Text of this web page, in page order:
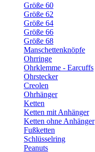
Größe 60
Größe 62
Größe 64
Größe 66
Größe 68
Manschettenknöpfe
Ohrringe
Ohrklemme - Earcuffs
Ohrstecker
Creolen
Ohrhänger
Ketten
Ketten mit Anhänger
Ketten ohne Anhänger
Fußketten
Schlüsselring
Peanuts